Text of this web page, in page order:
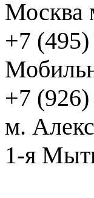
Москва
+7
+7
м.
1-я